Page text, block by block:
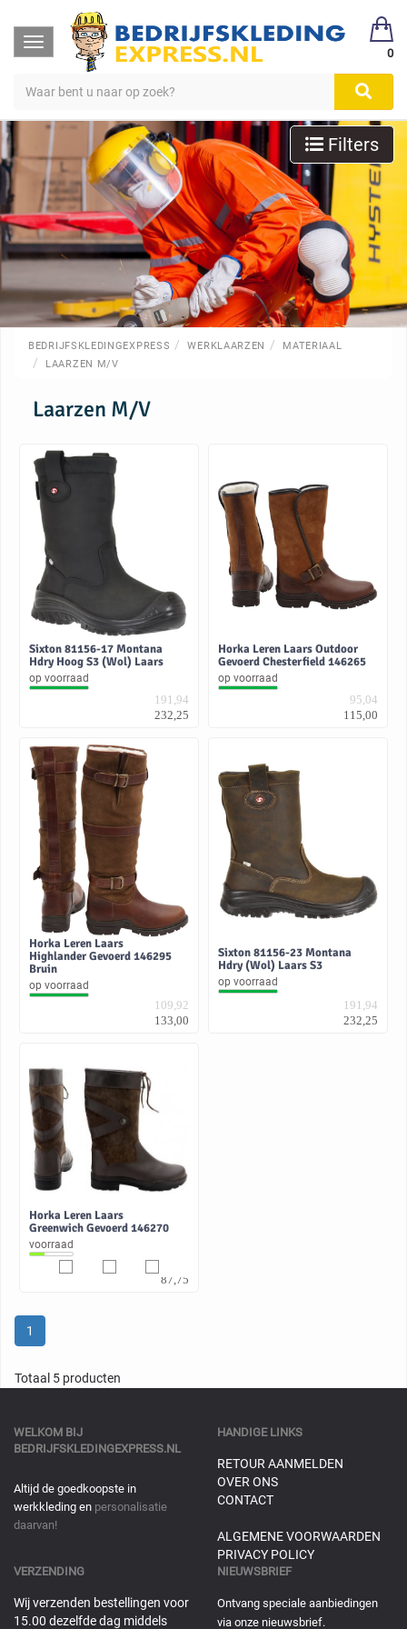
Toggle
navigation
0
BEDRIJFSKLEDINGEXPRESS WERKLAARZEN
MATERIAAL
LAARZEN M/V
Filters
Laarzen M/V
Sixton 81156-17 Montana
Hdry Hoog S3 (Wol) Laars
op voorraad
191,94
232,25
Horka Leren Laars Outdoor
Gevoerd Chesterfield 146265
op voorraad
95,04
115,00
Horka Leren Laars
Highlander Gevoerd 146295
Bruin
op voorraad
109,92
133,00
Sixton 81156-23 Montana
Hdry (Wol) Laars S3
op voorraad
191,94
232,25
Horka Leren Laars
Greenwich Gevoerd 146270
voorraad
87,75
1
Totaal 5 producten
WELKOM BIJ
BEDRIJFSKLEDINGEXPRESS.NL
Altijd de goedkoopste in
werkkleding en personalisatie
daarvan!
HANDIGE LINKS
RETOUR AANMELDEN
OVER ONS
CONTACT
ALGEMENE VOORWAARDEN
PRIVACY POLICY
VERZENDING
Wij verzenden bestellingen voor
15.00 dezelfde dag middels
NIEUWSBRIEF
Ontvang speciale aanbiedingen
via onze nieuwsbrief.